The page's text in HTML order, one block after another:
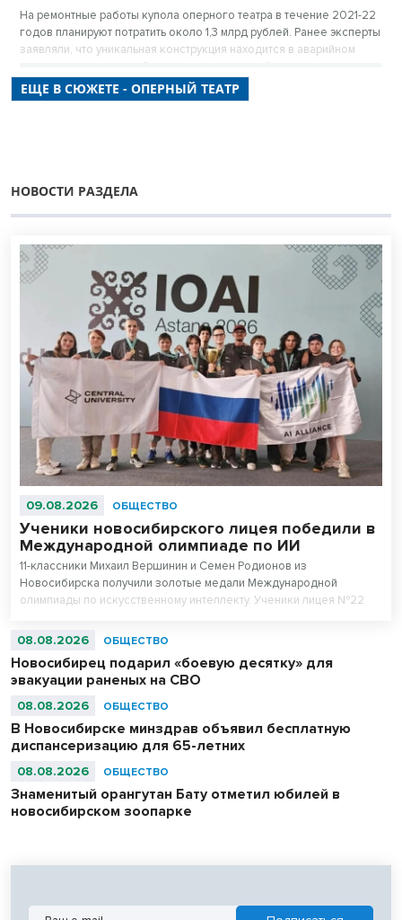
На ремонтные работы купола оперного театра в течение 2021-22
годов планируют потратить около 1,3 млрд рублей. Ранее эксперты
заявляли, что уникальная конструкция находится в аварийном
состоянии и угрожает безопасности зрителей.
ЕЩЕ В СЮЖЕТЕ - ОПЕРНЫЙ ТЕАТР
НОВОСТИ РАЗДЕЛА
09.08.2026 ОБЩЕСТВО
Ученики новосибирского лицея победили в
Международной олимпиаде по ИИ
11-классники Михаил Вершинин и Семен Родионов из
Новосибирска получили золотые медали Международной
олимпиады по искусственному интеллекту. Ученики лицея №22
абсолютными чемпионами соревнований.
08.08.2026 ОБЩЕСТВО
Новосибирец подарил «боевую десятку» для
эвакуации раненых на СВО
08.08.2026 ОБЩЕСТВО
В Новосибирске минздрав объявил бесплатную
диспансеризацию для 65-летних
08.08.2026 ОБЩЕСТВО
Знаменитый орангутан Бату отметил юбилей в
новосибирском зоопарке